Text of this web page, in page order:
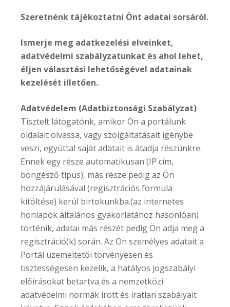
Szeretnénk tájékoztatni Önt adatai sorsáról.
Ismerje meg adatkezelési elveinket,
adatvédelmi szabályzatunkat és ahol lehet,
éljen választási lehetőségével adatainak
kezelését illetően.
Adatvédelem (Adatbiztonsági Szabályzat)
Tisztelt látogatónk, amikor Ön a portálunk
oldalait olvassa, vagy szolgáltatásait igénybe
veszi, egyúttal saját adatait is átadja részünkre.
Ennek egy része automatikusan (IP cím,
böngésző típus), más része pedig az Ön
hozzájárulásával (regisztrációs formula
kitöltése) kerül birtokunkba.(az internetes
honlapok általános gyakorlatához hasonlóan)
történik, adatai más részét pedig Ön adja meg a
regisztráció(k) során. Az Ön személyes adatait a
Portál üzemeltetői törvényesen és
tisztességesen kezelik, a hatályos jogszabályi
előírásokat betartva és a nemzetközi
adatvédelmi normák írott és íratlan szabályait